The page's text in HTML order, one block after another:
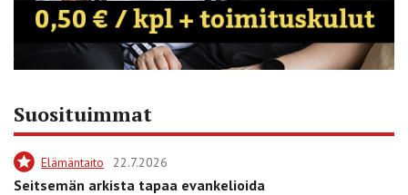
Suosituimmat
Elämäntaito 22.7.2026
Seitsemän arkista tapaa evankelioida